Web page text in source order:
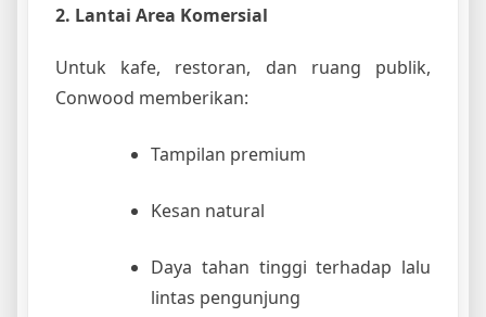
2. Lantai Area Komersial
Untuk kafe, restoran, dan ruang publik,
Conwood memberikan:
Tampilan premium
Kesan natural
Daya tahan tinggi terhadap lalu
lintas pengunjung